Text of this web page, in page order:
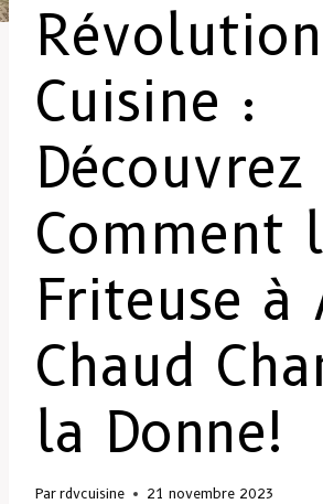
Cuisine :
Découvrez
Comment
Friteuse à
Chaud
la Donne!
Par rdvcuisine 21 novembre 2023